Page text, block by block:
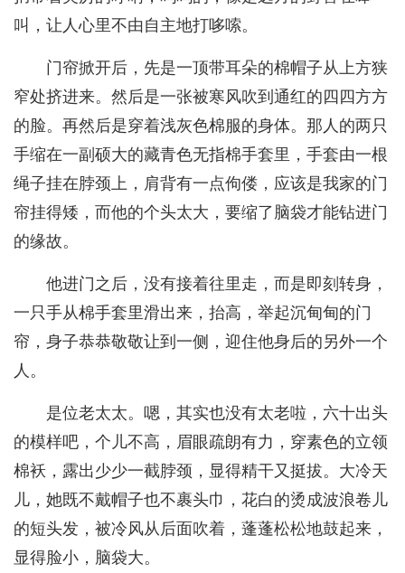
叫，让人心里不由自主地打哆嗦。
门帘掀开后，先是一顶带耳朵的棉帽子从上方狭
窄处挤进来。然后是一张被寒风吹到通红的四四方方
的脸。再然后是穿着浅灰色棉服的身体。那人的两只
手缩在一副硕大的藏青色无指棉手套里，手套由一根
绳子挂在脖颈上，肩背有一点佝偻，应该是我家的门
帘挂得矮，而他的个头太大，要缩了脑袋才能钻进门
的缘故。
他进门之后，没有接着往里走，而是即刻转身，
一只手从棉手套里滑出来，抬高，举起沉甸甸的门
帘，身子恭恭敬敬让到一侧，迎住他身后的另外一个
人。
是位老太太。嗯，其实也没有太老啦，六十出头
的模样吧，个儿不高，眉眼疏朗有力，穿素色的立领
棉袄，露出少少一截脖颈，显得精干又挺拔。大冷天
儿，她既不戴帽子也不裹头巾，花白的烫成波浪卷儿
的短头发，被冷风从后面吹着，蓬蓬松松地鼓起来，
显得脸小，脑袋大。